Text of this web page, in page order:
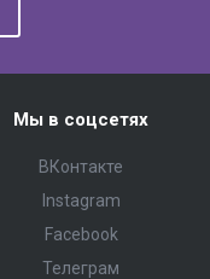
Мы в соцсетях
ВКонтакте
Instagram
Facebook
Телеграм